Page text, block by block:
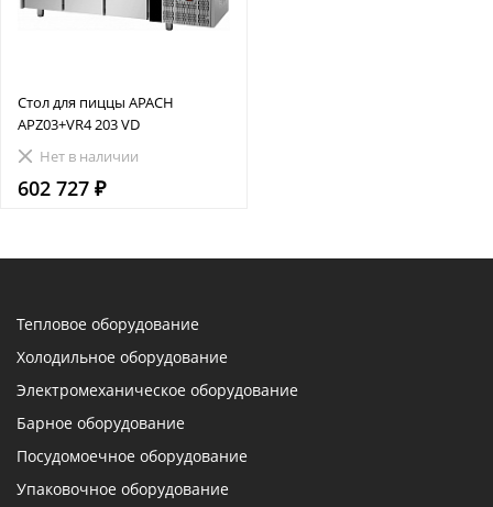
Стол для пиццы APACH
APZ03+VR4 203 VD
Нет в наличии
602 727 ₽
Тепловое оборудование
Холодильное оборудование
Электромеханическое оборудование
Барное оборудование
Посудомоечное оборудование
Упаковочное оборудование